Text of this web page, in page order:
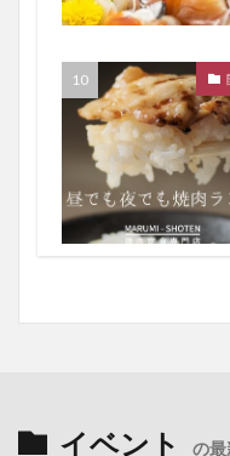
イベント の